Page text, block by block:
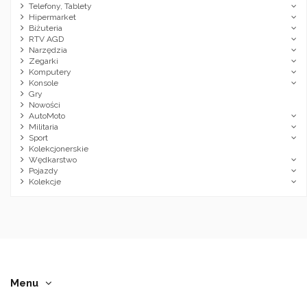
Telefony, Tablety
Hipermarket
Biżuteria
RTV AGD
Narzędzia
Zegarki
Komputery
Konsole
Gry
Nowości
AutoMoto
Militaria
Sport
Kolekcjonerskie
Wędkarstwo
Pojazdy
Kolekcje
Menu